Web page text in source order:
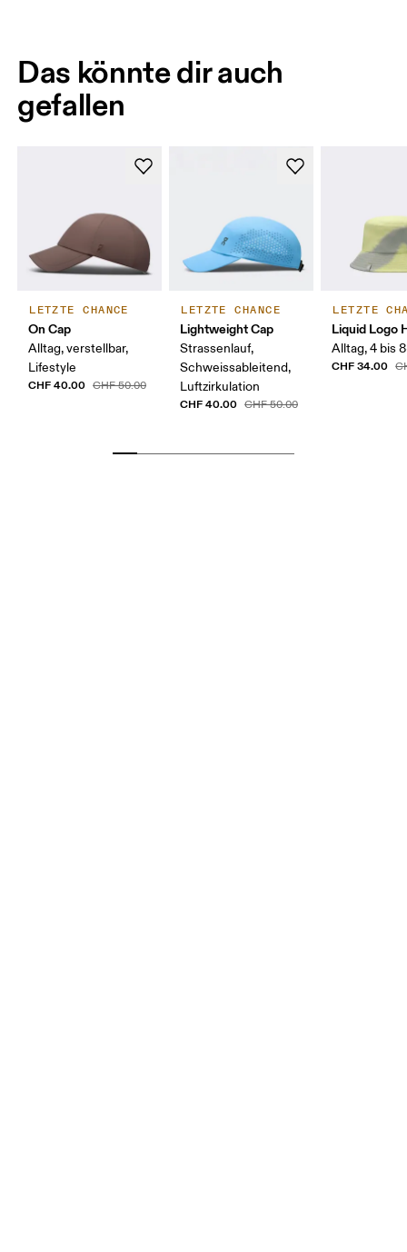
Das könnte dir auch
gefallen
LETZTE CHANCE
On Cap
Alltag, verstellbar,
Lifestyle
CHF 40.00 CHF 50.00
LETZTE CHANCE
Lightweight Cap
Strassenlauf,
Schweissableitend,
Luftzirkulation
CHF 40.00 CHF 50.00
LETZTE
Liquid Logo
Alltag, 4 bis
CHF 34.00